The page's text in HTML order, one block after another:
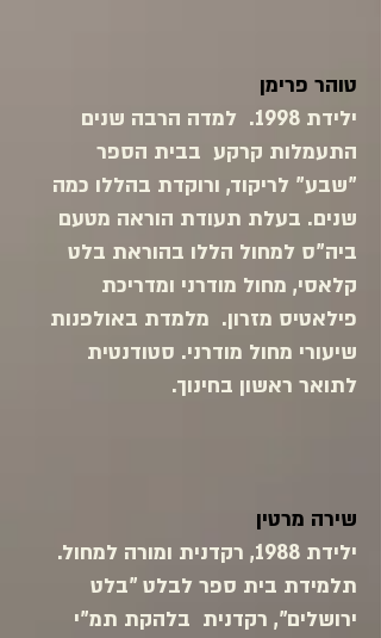
טוהר פרימן
ילידת 1998. למדה הרבה שנים
התעמלות קרקע בבית הספר
"שבע" לריקוד, ורוקדת בהללו כמה
שנים. בעלת תעודת הוראה מטעם
ביה"ס למחול הללו בהוראת בלט
קלאסי, מחול מודרני ומדריכת
פילאטיס מזרון. מלמדת באולפנות
שיעורי מחול מודרני. סטודנטית
לתואר ראשון בחינוך.
שירה מרטין
ילידת 1988, רקדנית ומורה למחול.
תלמידת בית ספר לבלט "בלט
ירושלים", רקדנית בלהקת תמ"י